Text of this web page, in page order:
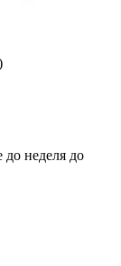
до неделя до